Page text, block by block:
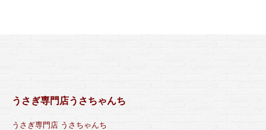
うさぎ専門店うさちゃんち
うさぎ専門店 うさちゃんち